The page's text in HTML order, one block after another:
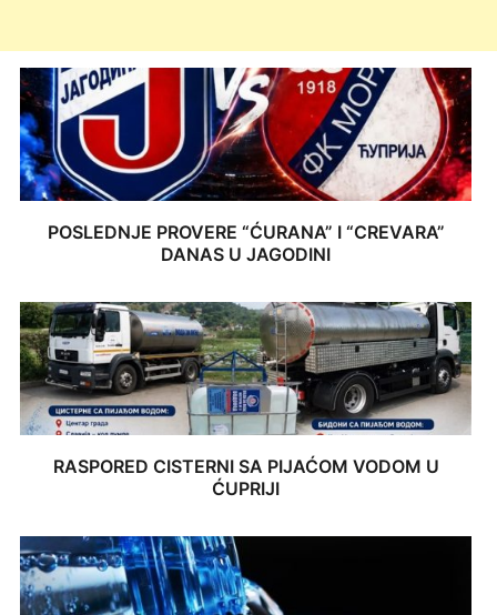
POSLEDNJE PROVERE “ĆURANA” I “CREVARA”
DANAS U JAGODINI
RASPORED CISTERNI SA PIJAĆOM VODOM U
ĆUPRIJI